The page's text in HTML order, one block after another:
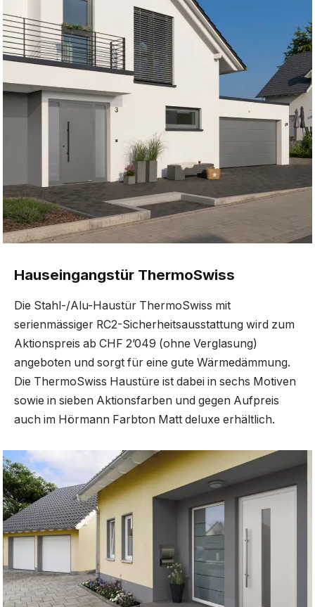
Hauseingangstür ThermoSwiss
Die Stahl-/Alu-Haustür ThermoSwiss mit
serienmässiger RC2-Sicherheitsausstattung wird zum
Aktionspreis ab CHF 2’049 (ohne Verglasung)
angeboten und sorgt für eine gute Wärmedämmung.
Die ThermoSwiss Haustüre ist dabei in sechs Motiven
sowie in sieben Aktionsfarben und gegen Aufpreis
auch im Hörmann Farbton Matt deluxe erhältlich.